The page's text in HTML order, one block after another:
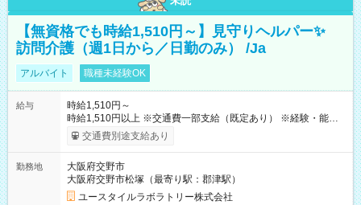
【無資格でも時給1,510円～】見守りヘルパー✨
訪問介護（週1日から／日勤のみ） /Ja
アルバイト 職種未経験OK
給与
時給1,510円～
時給1,510円以上 ※交通費一部支給（既定あり） ※経験・能力を
考慮して決定します 【収入例】 週1回勤務の場合：1,510円×8時
間×4回=4万8,320円 週3回勤務の場合：1,510円×8時間×12回
1,600円 【試用期間】試用期間あり 試用期間の長さ：2ヶ月
※ 雇用形態と給与に、本採用時と異なる部分があります。 雇用
形態：本採用時と同じです。 給与：時給 1,180円以上
交通費別途支給あり
勤務地
大阪府交野市
大阪府交野市松塚（最寄り駅：郡津駅）
ユースタイルラボラトリー株式会社